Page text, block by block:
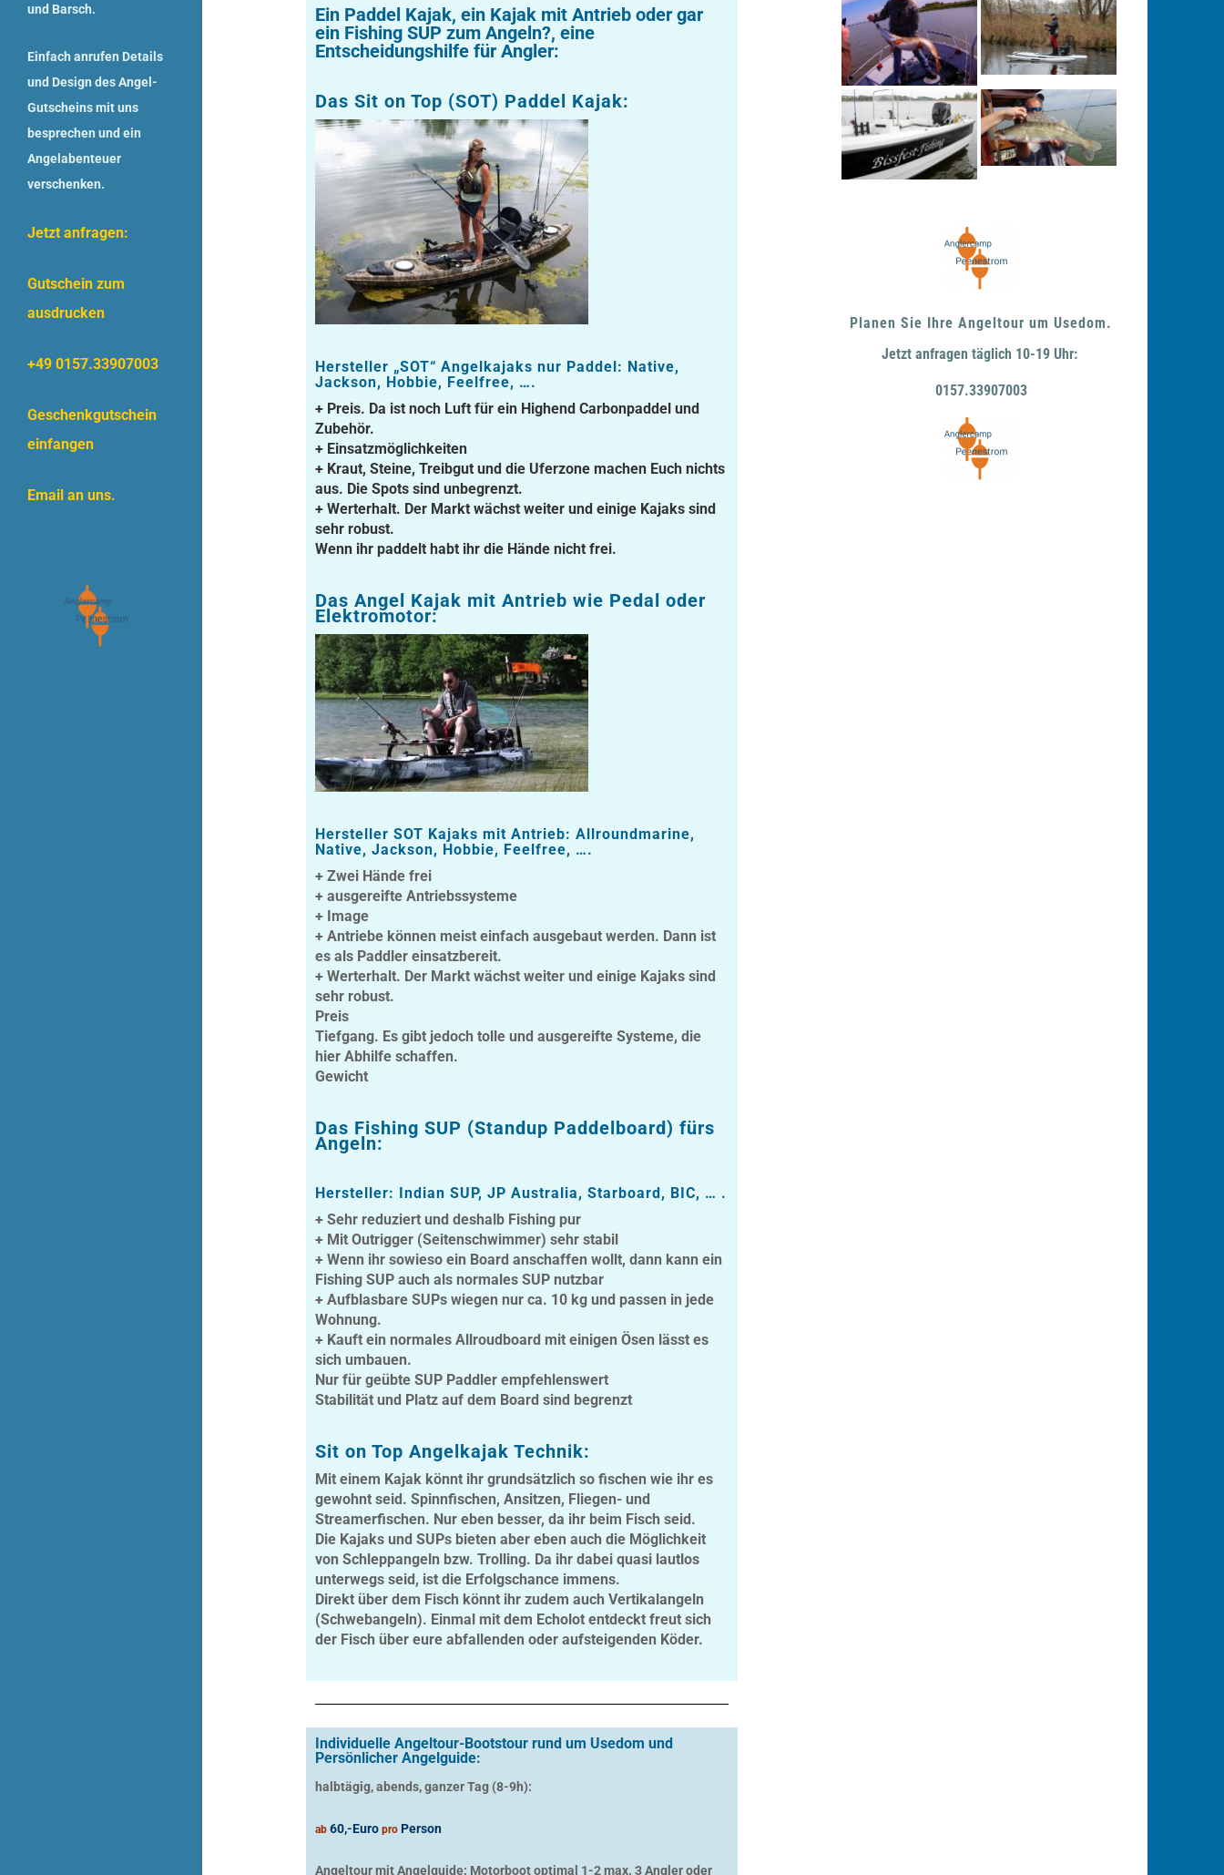
Ein Paddel Kajak, ein Kajak mit Antrieb oder gar
ein Fishing SUP zum Angeln?, eine
Entscheidungshilfe für Angler:
Das Sit on Top (SOT) Paddel Kajak:
Hersteller „SOT“ Angelkajaks nur Paddel: Native,
Jackson, Hobbie, Feelfree, ….
+ Preis. Da ist noch Luft für ein Highend Carbonpaddel und
Zubehör.
+ Einsatzmöglichkeiten
+ Kraut, Steine, Treibgut und die Uferzone machen Euch nichts
aus. Die Spots sind unbegrenzt.
+ Werterhalt. Der Markt wächst weiter und einige Kajaks sind
sehr robust.
Wenn ihr paddelt habt ihr die Hände nicht frei.
Das Angel Kajak mit Antrieb wie Pedal oder
Elektromotor:
Hersteller SOT Kajaks mit Antrieb: Allroundmarine,
Native, Jackson, Hobbie, Feelfree, ….
+ Zwei Hände frei
+ ausgereifte Antriebssysteme
+ Image
+ Antriebe können meist einfach ausgebaut werden. Dann ist
es als Paddler einsatzbereit.
+ Werterhalt. Der Markt wächst weiter und einige Kajaks sind
sehr robust.
Preis
Tiefgang. Es gibt jedoch tolle und ausgereifte Systeme, die
hier Abhilfe schaffen.
Gewicht
Das Fishing SUP (Standup Paddelboard) fürs
Angeln:
Hersteller: Indian SUP, JP Australia, Starboard, BIC, … .
+ Sehr reduziert und deshalb Fishing pur
+ Mit Outrigger (Seitenschwimmer) sehr stabil
+ Wenn ihr sowieso ein Board anschaffen wollt, dann kann ein
Fishing SUP auch als normales SUP nutzbar
+ Aufblasbare SUPs wiegen nur ca. 10 kg und passen in jede
Wohnung.
+ Kauft ein normales Allroudboard mit einigen Ösen lässt es
sich umbauen.
Nur für geübte SUP Paddler empfehlenswert
Stabilität und Platz auf dem Board sind begrenzt
Sit on Top Angelkajak Technik:
Mit einem Kajak könnt ihr grundsätzlich so fischen wie ihr es
gewohnt seid. Spinnfischen, Ansitzen, Fliegen- und
Streamerfischen. Nur eben besser, da ihr beim Fisch seid.
Die Kajaks und SUPs bieten aber eben auch die Möglichkeit
von Schleppangeln bzw. Trolling. Da ihr dabei quasi lautlos
unterwegs seid, ist die Erfolgschance immens.
Direkt über dem Fisch könnt ihr zudem auch Vertikalangeln
(Schwebangeln). Einmal mit dem Echolot entdeckt freut sich
der Fisch über eure abfallenden oder aufsteigenden Köder.
Individuelle Angeltour-Bootstour rund um Usedom und
Persönlicher Angelguide:
halbtägig, abends, ganzer Tag (8-9h):
ab 60,-Euro pro Person
Angeltour mit Angelguide: Motorboot optimal 1-2 max. 3 Angler oder
Planen Sie Ihre Angeltour um Usedom.
Jetzt anfragen täglich 10-19 Uhr:
0157.33907003
und Barsch.
Einfach anrufen Details
und Design desAngel-
Gutscheinsmit uns
besprechen und ein
Angelabenteuer
verschenken.
Jetzt anfragen:
Gutschein zum
ausdrucken
+49 0157.33907003
Geschenkgutschein
einfangen
Email an uns.